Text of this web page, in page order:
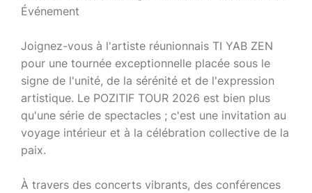
Événement
Joignez-vous à l'artiste réunionnais TI YAB ZEN
pour une tournée exceptionnelle placée sous le
signe de l'unité, de la sérénité et de l'expression
artistique. Le POZITIF TOUR 2026 est bien plus
qu'une série de spectacles ; c'est une invitation au
voyage intérieur et à la célébration collective de la
paix.
À travers des concerts vibrants, des conférences